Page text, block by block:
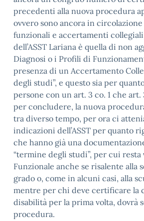
precedenti alla nuova procedura
ovvero sono ancora in circolazione
funzionali e accertamenti
dell’ASST Lariana è quella di non
Diagnosi o i Profili di
presenza di un Accertamento
degli studi”, e questo sia per
persone con un art. 3 co. 1 che
per concludere, la nuova
tra diverso tempo, per ora ci
indicazioni dell’ASST per quanto
che hanno già una
“termine degli studi”, per cui resta
Funzionale anche se risalente alla
grado o, come in alcuni casi, alla
mentre per chi deve certificare la
disabilità per la prima volta, dovrà
procedura.